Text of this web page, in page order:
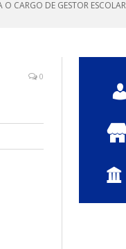
por:
CARGO DE GESTOR ESCOLAR
0